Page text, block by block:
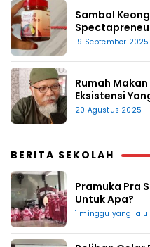
Sambal
19 September 2025
Rumah
Eksistensi
20 Agustus 2025
BERITA SEKOLAH
Pramuka Pra
Untuk Apa?
1 minggu yang lalu